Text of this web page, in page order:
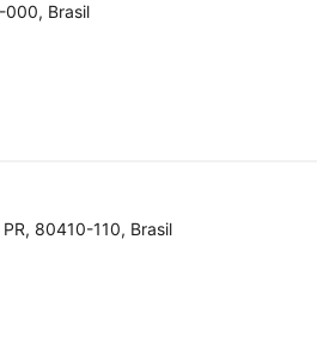
000, Brasil
80410-110, Brasil